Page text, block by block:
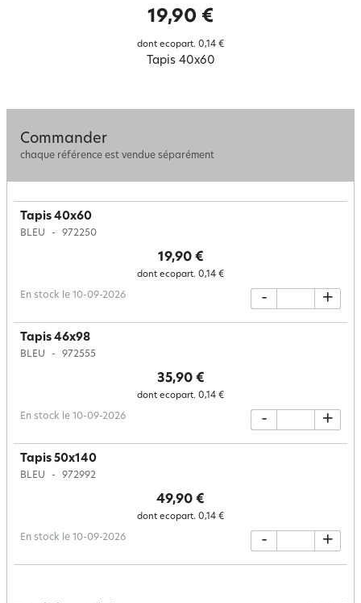
19,90 €
dont ecopart. 0,14 €
Tapis 40x60
Commander
chaque référence est vendue séparément
Tapis 40x60
BLEU 972250
19,90 €
dont ecopart. 0,14 €
En stock le 10-09-2026 - +
Tapis 46x98
BLEU 972555
35,90 €
dont ecopart. 0,14 €
En stock le 10-09-2026 - +
Tapis 50x140
BLEU 972992
49,90 €
dont ecopart. 0,14 €
En stock le 10-09-2026 - +